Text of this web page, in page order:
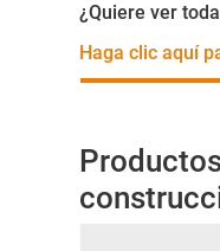
¿Quiere ver
Haga clic aquí